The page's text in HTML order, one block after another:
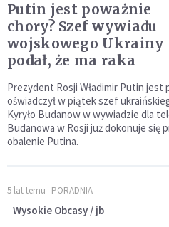
Putin jest poważnie
chory? Szef wywiadu
wojskowego Ukrainy
podał, że ma raka
Prezydent Rosji Władimir Putin jest
oświadczył w piątek szef
Kyryło Budanow w wywiadzie dla
Budanowa w Rosji już dokonuje
obalenie Putina.
5 lat temu PORADNIA
Wysokie Obcasy / jb